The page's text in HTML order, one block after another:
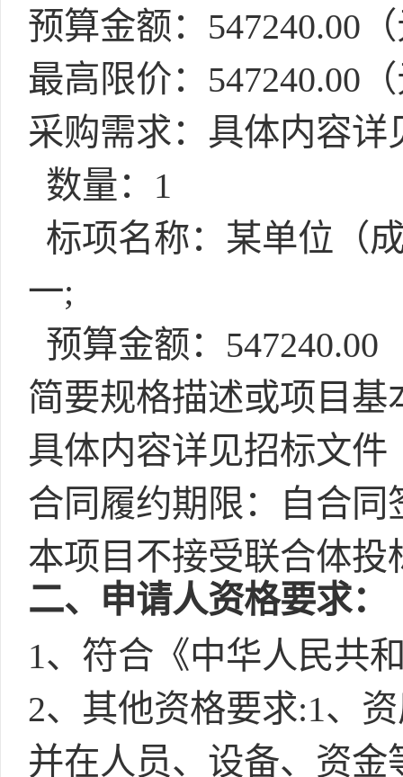
预算金额：547240.00
最高限价：547240.00
采购需求：具体内容详
数量：1
标项名称：某单位（
一;
预算金额：547240.00
简要规格描述或项目
具体内容详见招标文件
合同履约期限：自合同
本项目不接受联合体投
二、申请人资格要求：
1、符合《中华人民共
2、其他资格要求:1、
并在人员、设备、资